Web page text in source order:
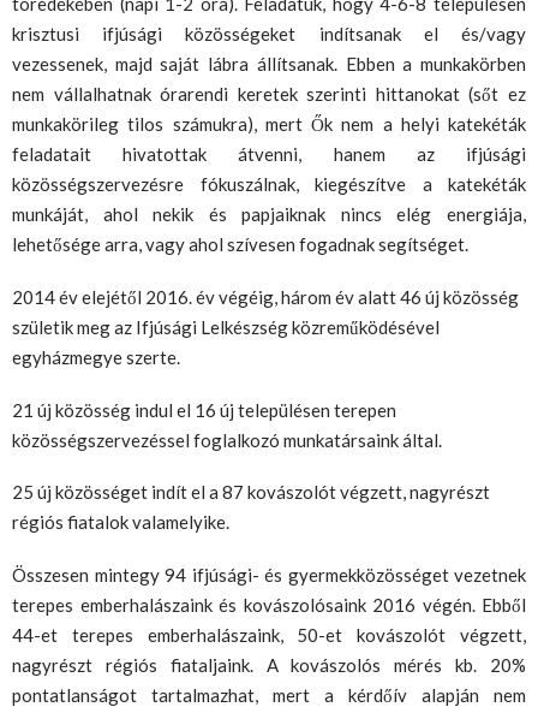
krisztusi ifjúsági közösségeket indítsanak el és/vagy
vezessenek, majd saját lábra állítsanak. Ebben a munkakörben
nem vállalhatnak órarendi keretek szerinti hittanokat (sőt ez
munkakörileg tilos számukra), mert Ők nem a helyi katekéták
feladatait hivatottak átvenni, hanem az ifjúsági
közösségszervezésre fókuszálnak, kiegészítve a katekéták
munkáját, ahol nekik és papjaiknak nincs elég energiája,
lehetősége arra, vagy ahol szívesen fogadnak segítséget.
2014 év elejétől 2016. év végéig, három év alatt 46 új közösség
születik meg az Ifjúsági Lelkészség közreműködésével
egyházmegye szerte.
21 új közösség indul el 16 új településen terepen
közösségszervezéssel foglalkozó munkatársaink által.
25 új közösséget indít el a 87 kovászolót végzett, nagyrészt
régiós fiatalok valamelyike.
Összesen mintegy 94 ifjúsági- és gyermekközösséget vezetnek
terepes emberhalászaink és kovászolósaink 2016 végén. Ebből
44-et terepes emberhalászaink, 50-et kovászolót végzett,
nagyrészt régiós fiataljaink. A kovászolós mérés kb. 20%
pontatlanságot tartalmazhat, mert a kérdőív alapján nem